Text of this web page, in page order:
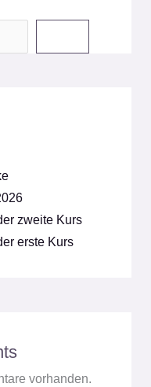
zweite Kurs
erste Kurs
vorhanden.